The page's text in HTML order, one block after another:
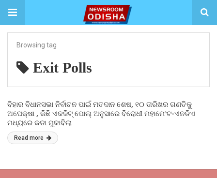
Browsing tag
Exit Polls
ବିହାର ବିଧାନସଭା ନିର୍ବାଚନ ପାଇଁ ମତଦାନ ଶେଷ, ୧୦ ତାରିଖର ଗଣତିକୁ
ଅପେକ୍ଷା , କିଛି ଏକଜିଟ୍ ପୋଲ୍ ଅନୁସାରେ ବିରୋଧୀ ମହାମେଂଟ-ଏନଡିଏ
ମଧ୍ୟରେ କଡା ମୁକାବିଲା
Read more